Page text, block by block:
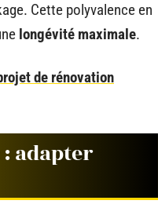
Cette polyvalence en
longévité maximale.
de rénovation
adapter